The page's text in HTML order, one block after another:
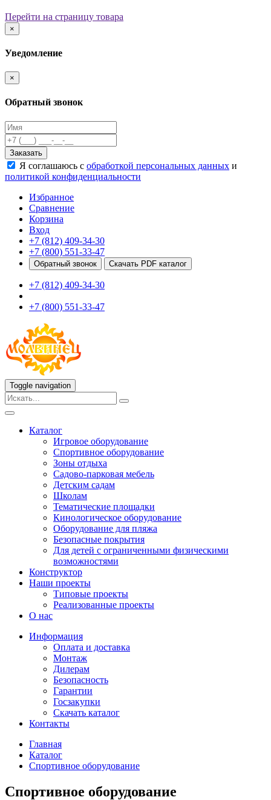
Игровые элементы
Качалки на пружине
Домики-беседки
Развивающие игровые элементы
ПДД для детей
Безопасные покрытия
Спортивные комплексы от 3 до 7 лет
Входные арки
Информационные стойки
Ограждения
Для детей с ограниченными возможностями
Школам
Игровые комплексы от 5 до 12 лет
Спортивные элементы
Тренажеры
Теннисные столы
Спортивные ворота
Спортивные стойки
Оборудование для ГТО
Информационные стойки
Ограждения
Безопасные покрытия
Игровые комплексы от 5 до 12 лет
Горки
Игровые элементы
Качели балансирные
Качалки на пружине
Качели
Песочницы
Песочные городки
Детские столики и скамьи
Домики-беседки
Теневые навесы и сцены
Развивающие игровые элементы
ПДД для детей
Спортивное оборудование
Кинологическое оборудование
Оборудование для пляжа
Для детей с ограниченными физическими
возможностями
Перейти на страницу товара
×
Уведомление
×
Обратный звонок
Заказать
Я соглашаюсь с обработкой персональных данных и
политикой конфиденциальности
Избранное
Сравнение
Корзина
Вход
+7 (812) 409-34-30
+7 (800) 551-33-47
Обратный звонок Скачать PDF каталог
+7 (812) 409-34-30
+7 (800) 551-33-47
Toggle navigation
Каталог
Игровое оборудование
Спортивное оборудование
Зоны отдыха
Садово-парковая мебель
Детским садам
Школам
Тематические площадки
Кинологическое оборудование
Оборудование для пляжа
Безопасные покрытия
Для детей с ограниченными физическими
возможностями
Конструктор
Наши проекты
Типовые проекты
Реализованные проекты
О нас
Информация
Оплата и доставка
Монтаж
Дилерам
Безопасность
Гарантии
Госзакупки
Скачать каталог
Контакты
Главная
Каталог
Спортивное оборудование
Спортивное оборудование